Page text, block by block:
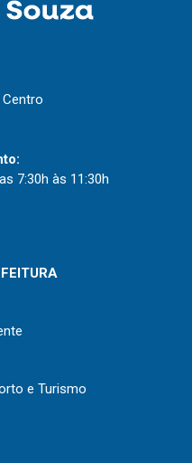
Centro
7:30h às 11:30h
e Turismo